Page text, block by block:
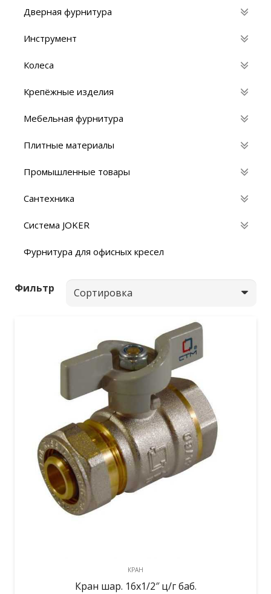
Дверная фурнитура
Инструмент
Колеса
Крепёжные изделия
Мебельная фурнитура
Плитные материалы
Промышленные товары
Сантехника
Система JOKER
Фурнитура для офисных кресел
Фильтр
КРАН
Кран шар. 16х1/2″ ц/г баб.